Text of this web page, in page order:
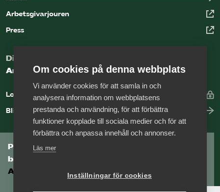
Arbetsgivarjouren
Press
Digital kunskapsbank för arbetsgivare
Arbetsgivarguiden
Logga in
Bli medlem
Prenumerera på Tågföretagens
branschnyhetsbrev
Aktuell info direkt i din inkorg.
Om cookies på denna webbplats
Vi använder cookies för att samla in och
analysera information om webbplatsens
prestanda och användning, för att förbättra
funktioner kopplade till sociala medier och för att
förbättra och anpassa innehåll och annonser.
Läs mer
Inställningar för cookies